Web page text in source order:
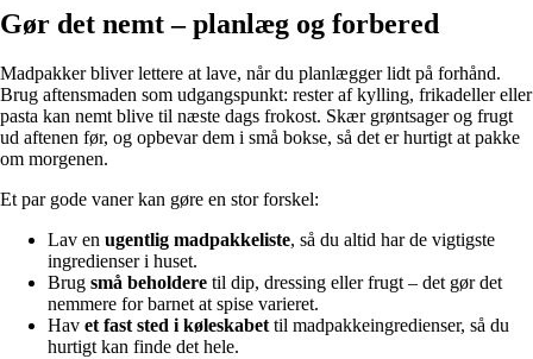
Gør det nemt – planlæg og forbered
Madpakker bliver lettere at lave, når du planlægger lidt på forhånd.
Brug aftensmaden som udgangspunkt: rester af kylling, frikadeller eller
pasta kan nemt blive til næste dags frokost. Skær grøntsager og frugt
ud aftenen før, og opbevar dem i små bokse, så det er hurtigt at pakke
om morgenen.
Et par gode vaner kan gøre en stor forskel:
Lav en ugentlig madpakkeliste, så du altid har de vigtigste
ingredienser i huset.
Brug små beholdere til dip, dressing eller frugt – det gør det
nemmere for barnet at spise varieret.
Hav et fast sted i køleskabettil madpakkeingredienser, så du
hurtigt kan finde det hele.